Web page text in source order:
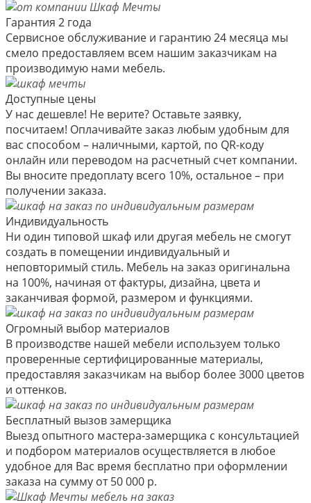
Гарантия 2 года
Сервисное обслуживание и гарантию 24 месяца мы
смело предоставляем всем нашим заказчикам на
производимую нами мебель.
Доступные цены
У нас дешевле! Не верите? Оставьте заявку,
посчитаем! Оплачивайте заказ любым удобным для
вас способом – наличными, картой, по QR-коду
онлайн или переводом на расчетный счет компании.
Вы вносите предоплату всего 10%, остальное – при
получении заказа.
Индивидуальность
Ни один типовой шкаф или другая мебель не смогут
создать в помещении индивидуальный и
неповторимый стиль. Мебель на заказ оригинальна
на 100%, начиная от фактуры, дизайна, цвета и
заканчивая формой, размером и функциями.
Огромный выбор материалов
В производстве нашей мебели используем только
проверенные сертифицированные материалы,
предоставляя заказчикам на выбор более 3000 цветов
и оттенков.
Бесплатный вызов замерщика
Выезд опытного мастера-замерщика с консультацией
и подбором материалов осуществляется в любое
удобное для Вас время бесплатно при оформлении
заказа на сумму от 50 000 р.